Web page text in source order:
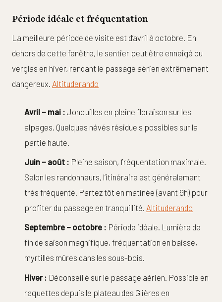
Période idéale et fréquentation
La meilleure période de visite est d’avril à octobre. En
dehors de cette fenêtre, le sentier peut être enneigé ou
verglas en hiver, rendant le passage aérien extrêmement
dangereux. Altituderando
Avril – mai : Jonquilles en pleine floraison sur les
alpages. Quelques névés résiduels possibles sur la
partie haute.
Juin – août : Pleine saison, fréquentation maximale.
Selon les randonneurs, l’itinéraire est généralement
très fréquenté. Partez tôt en matinée (avant 9h) pour
profiter du passage en tranquillité. Altituderando
Septembre – octobre : Période idéale. Lumière de
fin de saison magnifique, fréquentation en baisse,
myrtilles mûres dans les sous-bois.
Hiver : Déconseillé sur le passage aérien. Possible en
raquettes depuis le plateau des Glières en